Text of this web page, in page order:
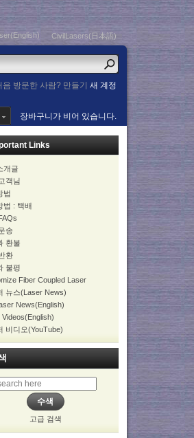
CivilLasers(日本語)
음 방문한 사람? 만들기새 계정
장바구니가 비어 있습니다.
Links
개글
객님
법
법 : 택배
송
환불
환
불평
Fiber Coupled Laser
뉴스(Laser News)
News(English)
Videos(English)
비디오(YouTube)
고급 검색